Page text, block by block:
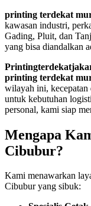
printing terdekat
kawasan industri,
Gading, Pluit, dan
yang bisa diandalkan
printing terdekat
wilayah ini, kecepatan
untuk kebutuhan
personal, kami siap
Mengapa
Cibubur?
Kami menawarkan
Cibubur yang sibuk: